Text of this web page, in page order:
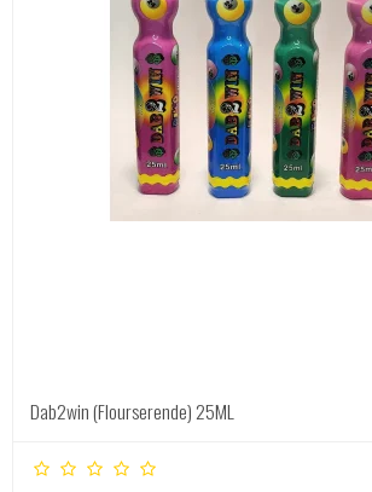
Dab2win (Flourserende) 25ML